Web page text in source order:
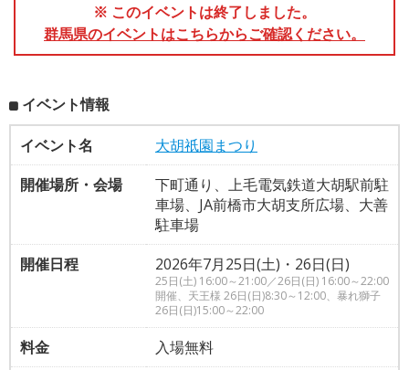
※ このイベントは終了しました。
群馬県のイベントはこちらからご確認ください。
イベント情報
イベント名
大胡祇園まつり
開催場所・会場
下町通り、上毛電気鉄道大胡駅前駐
車場、JA前橋市大胡支所広場、大善
駐車場
開催日程
2026年7月25日(土)・26日(日)
25日(土) 16:00～21:00／26日(日) 16:00～22:00
開催、天王様 26日(日)8:30～12:00、暴れ獅子
26日(日)15:00～22:00
料金
入場無料